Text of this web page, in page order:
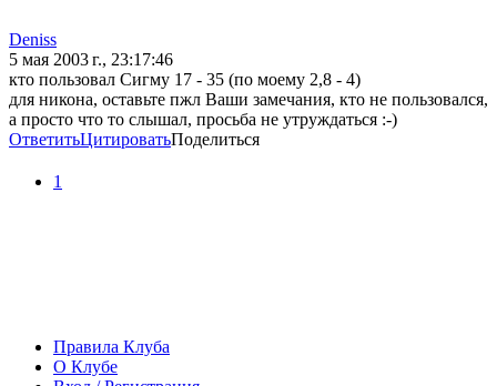
Deniss
5 мая 2003 г., 23:17:46
кто пользовал Сигму 17 - 35 (по моему 2,8 - 4)
для никона, оставьте пжл Ваши замечания, кто не пользовался,
а просто что то слышал, просьба не утруждаться :-)
ОтветитьЦитироватьПоделиться
1
Правила Клуба
О Клубе